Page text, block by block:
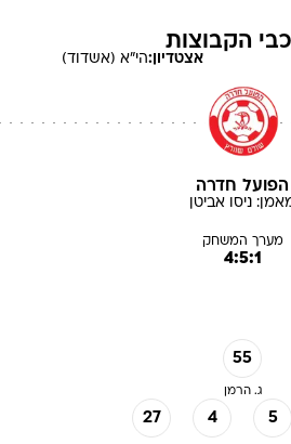
הקבוצות
אצטדיון:הי"א (אשדוד)
הפועל חדרה
ניסו אביטן
מערך המשחק
4:5:1
55
ג. הרמן
27 4 5